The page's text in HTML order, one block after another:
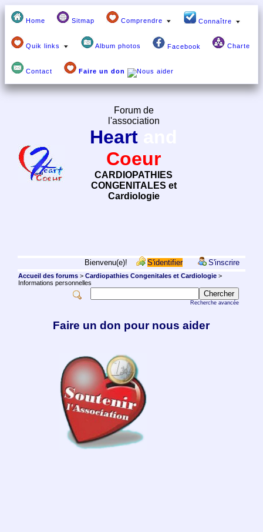
Home Sitmap Comprendre Connaître
Quik links Album photos Facebook Charte
Contact Faire un don
Forum de
l'association
Heart
Coeur
CARDIOPATHIES
CONGENITALES et
Cardiologie
Bienvenu(e)! S'identifier S'inscrire
Accueil des forums> Cardiopathies Congenitales et Cardiologie>
Informations personnelles
Recherche avancée
Faire un don pour nous aider